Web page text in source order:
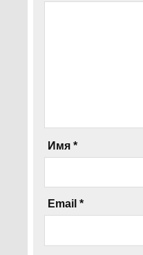
Имя*
Email*